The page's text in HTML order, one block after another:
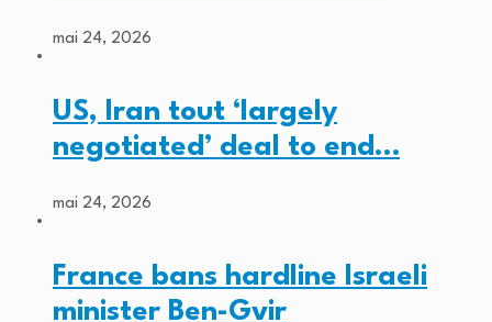
mai 24, 2026
US, Iran tout ‘largely
negotiated’ deal to end…
mai 24, 2026
France bans hardline Israeli
minister Ben-Gvir